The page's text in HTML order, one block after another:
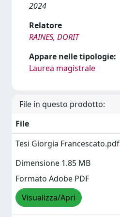
2024
Relatore
RAINES, DORIT
Appare nelle tipologie:
Laurea magistrale
File in questo prodotto:
File
Tesi Giorgia Francescato.pdf
Dimensione 1.85 MB
Formato Adobe PDF
Visualizza/Apri